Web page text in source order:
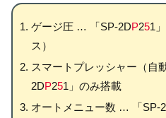
ゲージ圧 … 「SP-2DP251
ス）
スマートプレッシャー（自
2DP251」のみ搭載
オートメニュー数 … 「SP-